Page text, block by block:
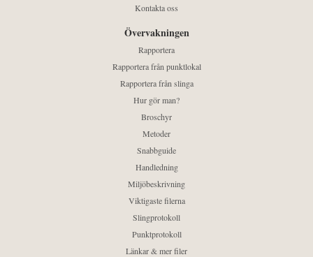
Kontakta oss
Övervakningen
Rapportera
Rapportera från punktlokal
Rapportera från slinga
Hur gör man?
Broschyr
Metoder
Snabbguide
Handledning
Miljöbeskrivning
Viktigaste filerna
Slingprotokoll
Punktprotokoll
Länkar & mer filer